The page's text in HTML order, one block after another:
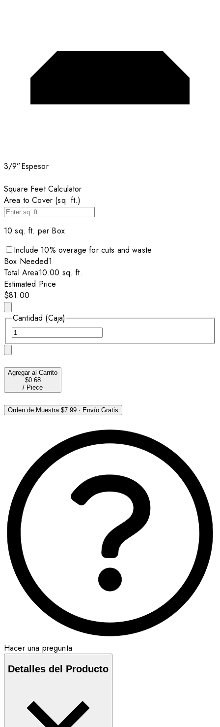
3/9”Espesor
Square Feet Calculator
Area to Cover (sq. ft.)
10 sq. ft. per Box
Include 10% overage for cuts and waste
Box Needed1
Total Area10.00 sq. ft.
Estimated Price
$81.00
Cantidad (Caja)
Agregar al Carrito
$0.68
/ Piece
Orden de Muestra $7.99 · Envío Gratis
Hacer una pregunta
Detalles del Producto